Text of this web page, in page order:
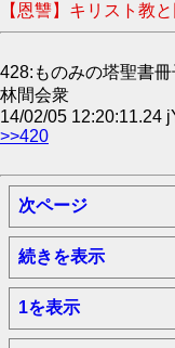
【恩讐】キリスト教
428:ものみの塔聖書
林間会衆
14/02/05 12:20:11.24
>>420
次ページ
続きを表示
1を表示